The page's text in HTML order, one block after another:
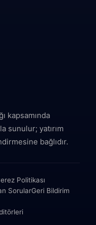
kapsamında
sunulur; yatırım
bağlıdır.
Politikası
SorularGeri Bildirim